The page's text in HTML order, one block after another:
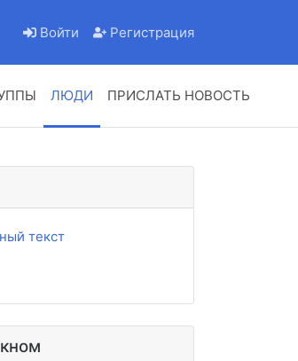
Войти Регистрация
ЛЮДИ ПРИСЛАТЬ НОВОСТЬ